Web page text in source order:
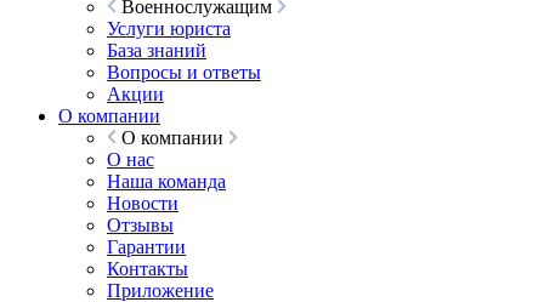
Военнослужащим
Услуги юриста
База знаний
Вопросы и ответы
Акции
О компании
О компании
О нас
Наша команда
Новости
Отзывы
Гарантии
Контакты
Приложение